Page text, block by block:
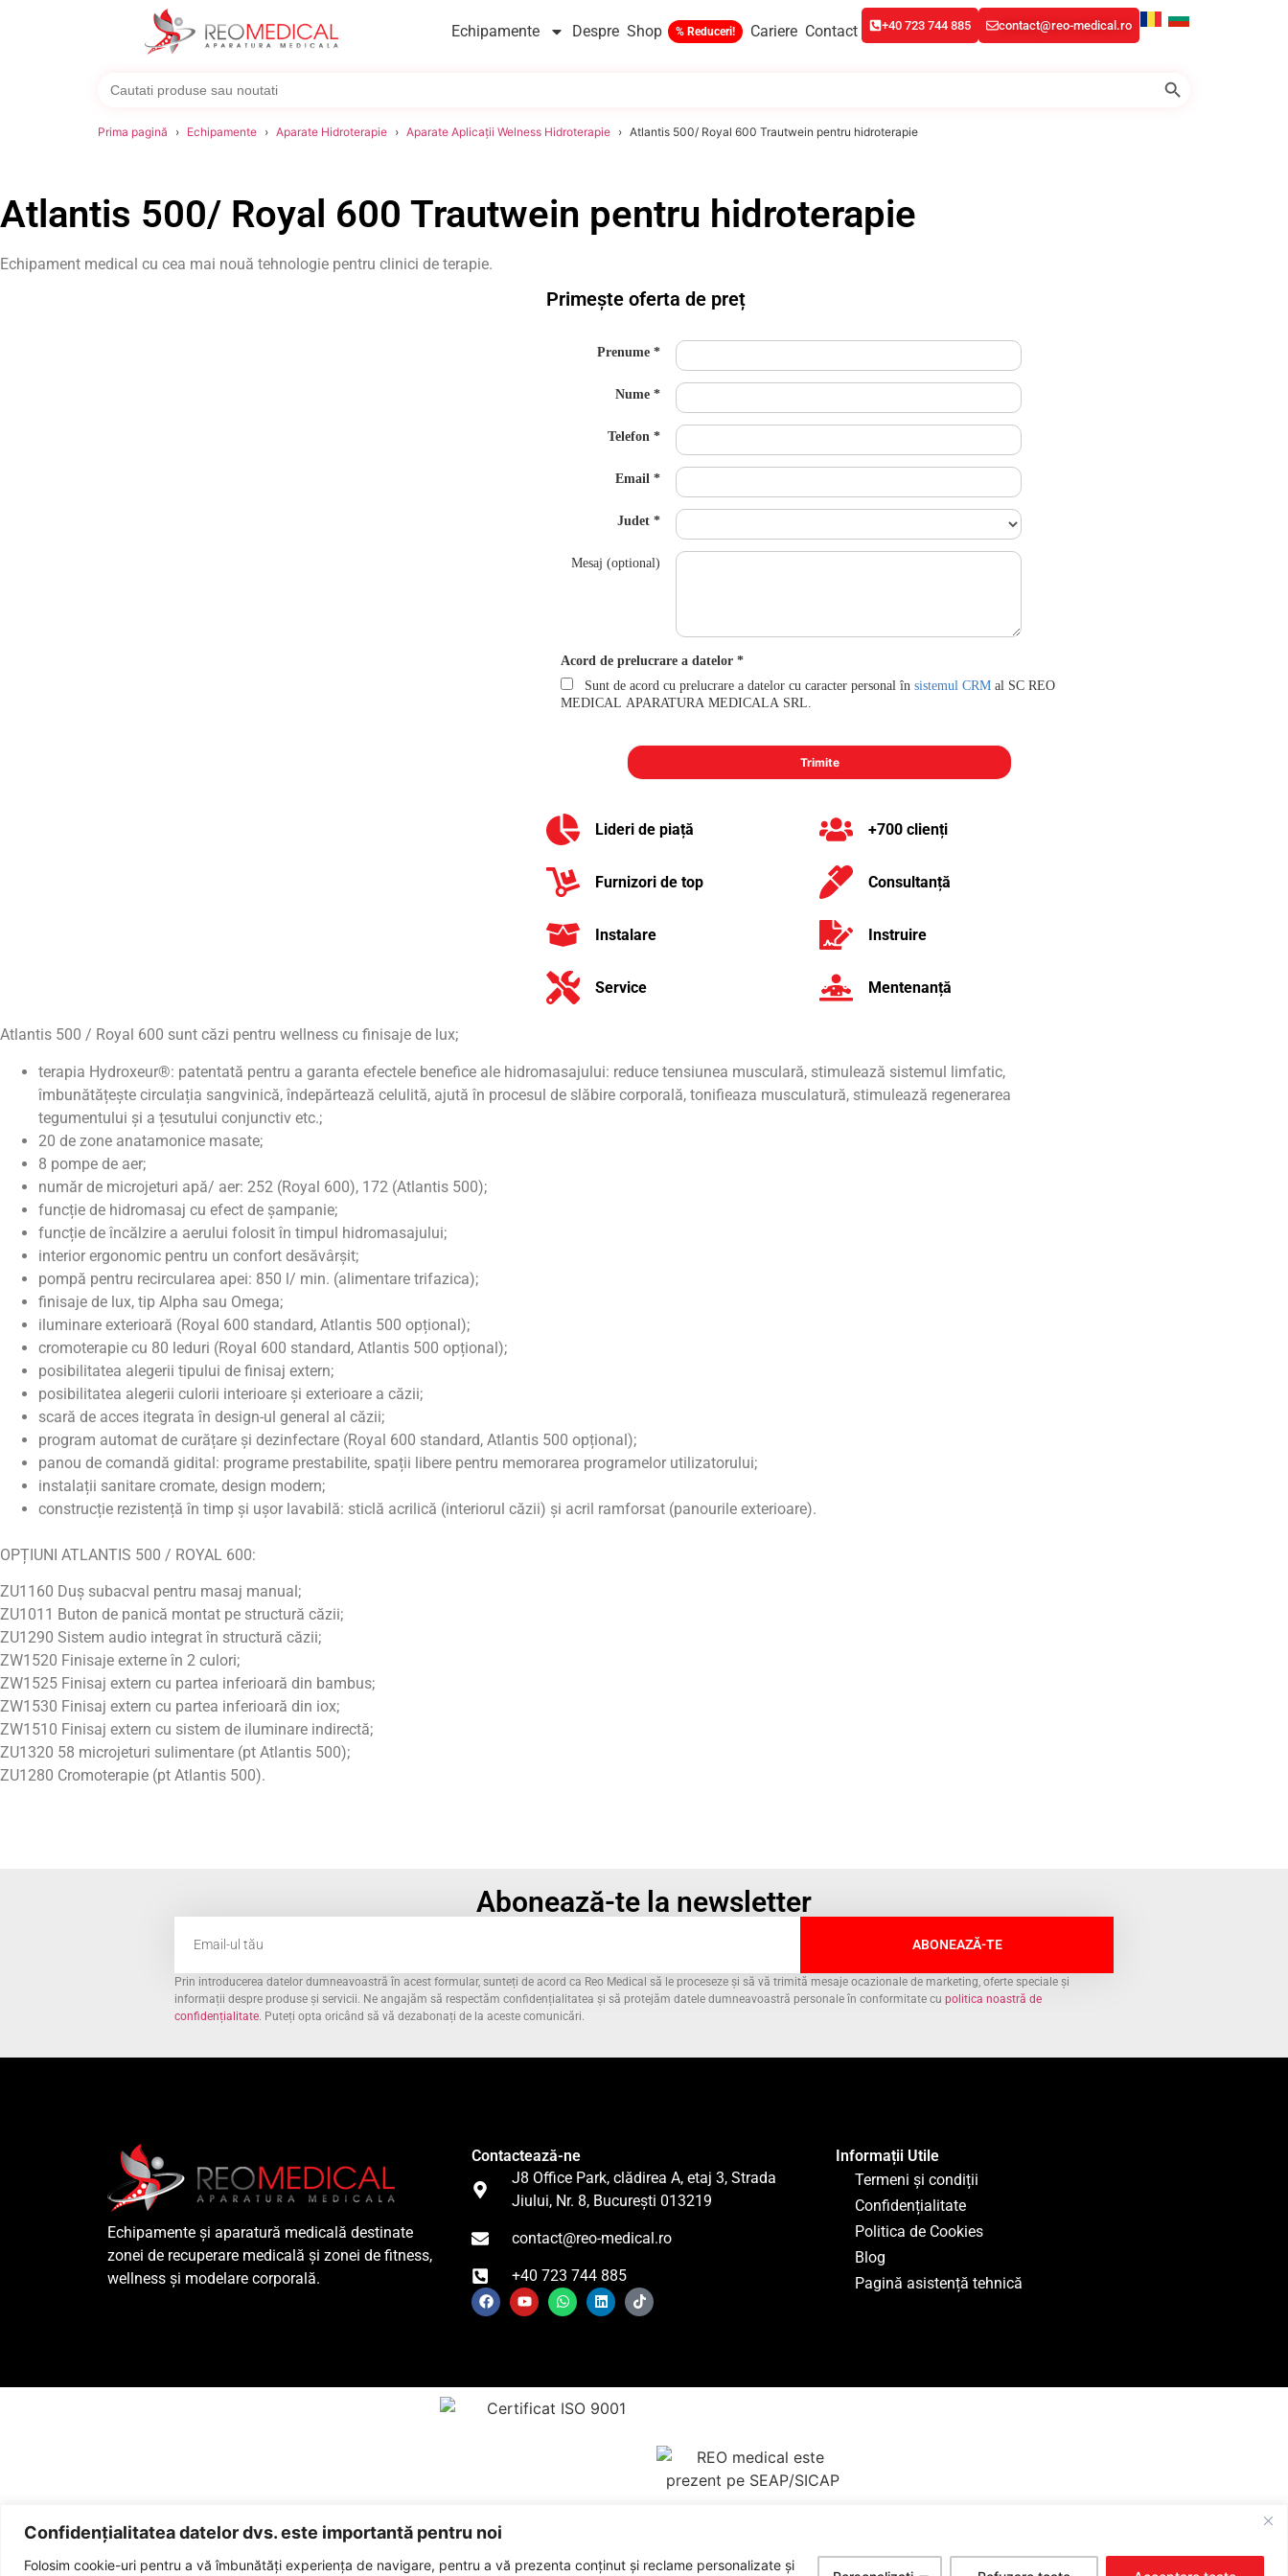
Confidențialitatea datelor dvs. este importantă pentru noi
Folosim cookie-uri pentru a vă îmbunătăți experiența de navigare, pentru a vă prezenta conținut și reclame personalizate și
Echipamente Despre Shop Cariere Contact +40 723 744 885 contact@reo-medical.ro
for:
Prima pagină Echipamente Aparate Hidroterapie Aparate Aplicații Welness Hidroterapie Atlantis 500/ Royal 600 Trautwein pentru hidroterapie
Atlantis 500/ Royal 600 Trautwein pentru hidroterapie
Echipament medical cu cea mai nouă tehnologie pentru clinici de terapie.
Primește oferta de preț
Prenume
Nume
Telefon
Email
Judet
Mesaj (optional)
Acord de prelucrare a datelor
Sunt de acord cu prelucrare a datelor cu caracter personal însistemul CRM al SC REO
MEDICAL APARATURA MEDICALA SRL.
Lideri de piață
Furnizori de top
Instalare
Service
+700 clienți
Consultanță
Instruire
Mentenanță
Atlantis 500 / Royal 600 sunt căzi pentru wellness cu finisaje de lux;
terapia Hydroxeur®: patentată pentru a garanta efectele benefice ale hidromasajului: reduce tensiunea musculară, stimulează sistemul limfatic,
îmbunătățește circulația sangvinică, îndepărtează celulită, ajută în procesul de slăbire corporală, tonifieaza musculatură, stimulează regenerarea
tegumentului și a țesutului conjunctiv etc.;
20 de zone anatamonice masate;
8 pompe de aer;
număr de microjeturi apă/ aer: 252 (Royal 600), 172 (Atlantis 500);
funcție de hidromasaj cu efect de șampanie;
funcție de încălzire a aerului folosit în timpul hidromasajului;
interior ergonomic pentru un confort desăvârșit;
pompă pentru recircularea apei: 850 l/ min. (alimentare trifazica);
finisaje de lux, tip Alpha sau Omega;
iluminare exterioară (Royal 600 standard, Atlantis 500 opțional);
cromoterapie cu 80 leduri (Royal 600 standard, Atlantis 500 opțional);
posibilitatea alegerii tipului de finisaj extern;
posibilitatea alegerii culorii interioare și exterioare a căzii;
scară de acces itegrata în design-ul general al căzii;
program automat de curățare și dezinfectare (Royal 600 standard, Atlantis 500 opțional);
panou de comandă gidital: programe prestabilite, spații libere pentru memorarea programelor utilizatorului;
instalații sanitare cromate, design modern;
construcție rezistență în timp și ușor lavabilă: sticlă acrilică (interiorul căzii) și acril ramforsat (panourile exterioare).
OPȚIUNI ATLANTIS 500 / ROYAL 600:
ZU1160 Duș subacval pentru masaj manual;
ZU1011 Buton de panică montat pe structură căzii;
ZU1290 Sistem audio integrat în structură căzii;
ZW1520 Finisaje externe în 2 culori;
ZW1525 Finisaj extern cu partea inferioară din bambus;
ZW1530 Finisaj extern cu partea inferioară din iox;
ZW1510 Finisaj extern cu sistem de iluminare indirectă;
ZU1320 58 microjeturi sulimentare (pt Atlantis 500);
ZU1280 Cromoterapie (pt Atlantis 500).
Abonează-te la newsletter
ABONEAZĂ-TE
Prin introducerea datelor dumneavoastră în acest formular, sunteți de acord ca Reo Medical să le proceseze și să vă trimită mesaje ocazionale de marketing, oferte speciale și
informații despre produse și servicii. Ne angajăm să respectăm confidențialitatea și să protejăm datele dumneavoastră personale în conformitate cu politica noastră de
confidențialitate. Puteți opta oricând să vă dezabonați de la aceste comunicări.
Echipamente și aparatură medicală destinate
zonei de recuperare medicală și zonei de fitness,
wellness și modelare corporală.
Contactează-ne
J8 Office Park, clădirea A, etaj 3, Strada
Jiului, Nr. 8, București 013219
contact@reo-medical.ro
+40 723 744 885
Informații Utile
Termeni și condiții
Confidențialitate
Politica de Cookies
Blog
Pagină asistență tehnică